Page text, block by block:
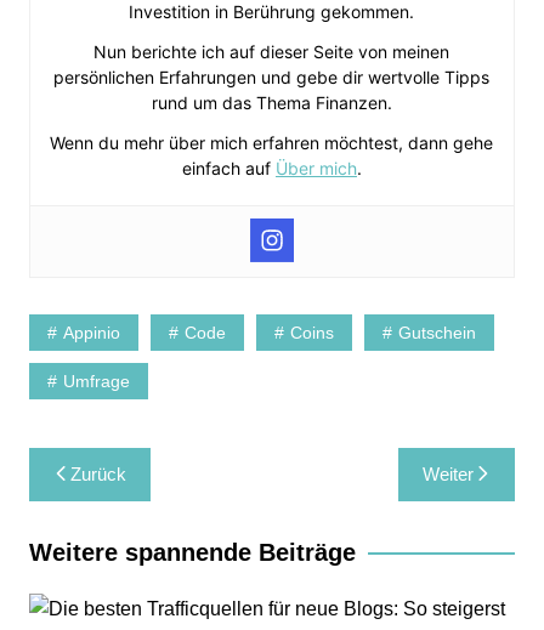
Investition in Berührung gekommen.
Nun berichte ich auf dieser Seite von meinen
persönlichen Erfahrungen und gebe dir wertvolle Tipps
rund um das Thema Finanzen.
Wenn du mehr über mich erfahren möchtest, dann gehe
einfach auf Über mich.
Appinio Code Coins Gutschein
Umfrage
Beitragsnavigation
Zurück Weiter
Weitere spannende Beiträge